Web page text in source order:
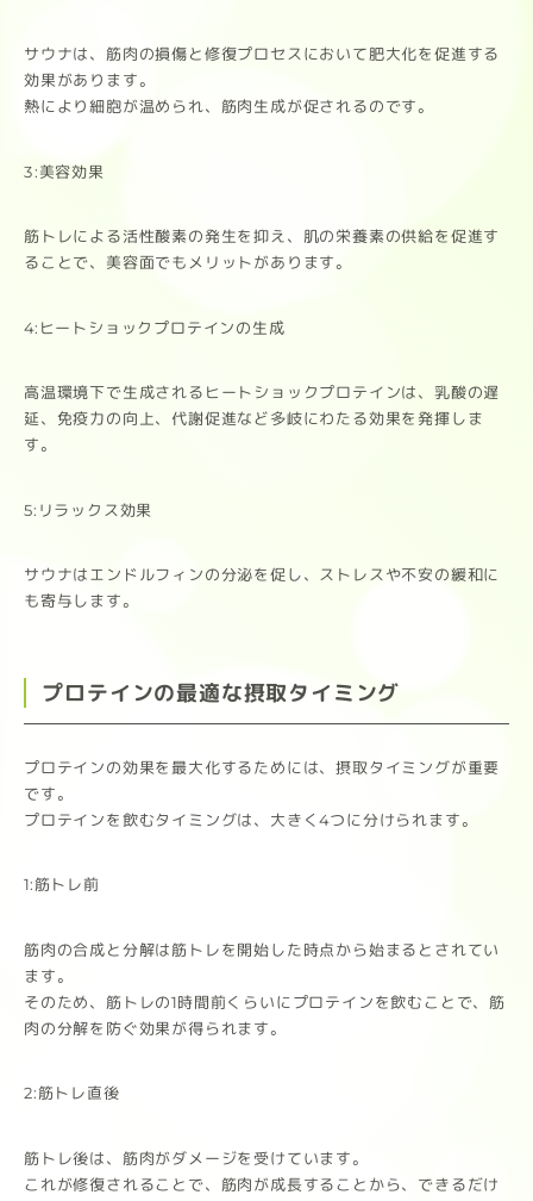
サウナは、筋肉の損傷と修復プロセスにおいて肥大化を促進する
効果があります。
熱により細胞が温められ、筋肉生成が促されるのです。
3:美容効果
筋トレによる活性酸素の発生を抑え、肌の栄養素の供給を促進す
ることで、美容面でもメリットがあります。
4:ヒートショックプロテインの生成
高温環境下で生成されるヒートショックプロテインは、乳酸の遅
延、免疫力の向上、代謝促進など多岐にわたる効果を発揮しま
す。
5:リラックス効果
サウナはエンドルフィンの分泌を促し、ストレスや不安の緩和に
も寄与します。
プロテインの最適な摂取タイミング
プロテインの効果を最大化するためには、摂取タイミングが重要
です。
プロテインを飲むタイミングは、大きく4つに分けられます。
1:筋トレ前
筋肉の合成と分解は筋トレを開始した時点から始まるとされてい
ます。
そのため、筋トレの1時間前くらいにプロテインを飲むことで、筋
肉の分解を防ぐ効果が得られます。
2:筋トレ直後
筋トレ後は、筋肉がダメージを受けています。
これが修復されることで、筋肉が成長することから、できるだけ